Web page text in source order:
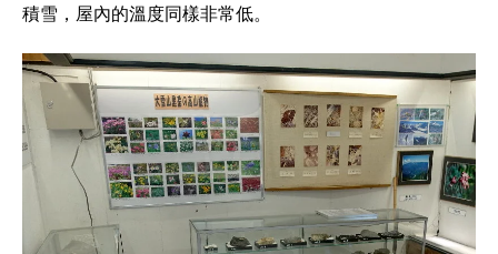
積雪，屋內的溫度同樣非常低。